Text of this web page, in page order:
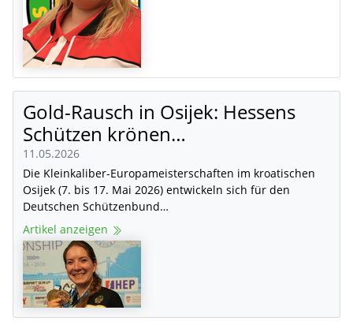
Gold-Rausch in Osijek: Hessens
Schützen krönen…
11.05.2026
Die Kleinkaliber-Europameisterschaften im kroatischen
Osijek (7. bis 17. Mai 2026) entwickeln sich für den
Deutschen Schützenbund…
Artikel anzeigen